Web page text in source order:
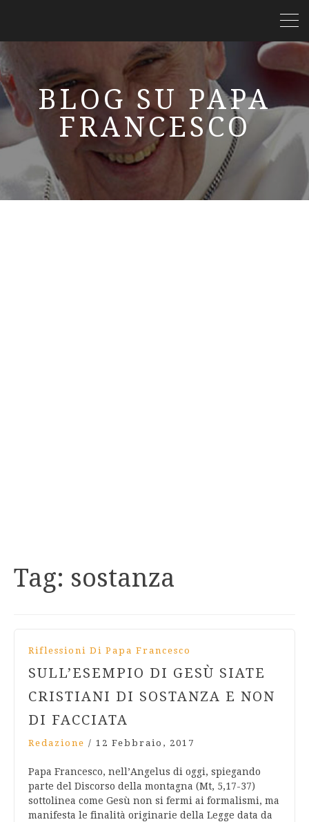
BLOG SU PAPA
FRANCESCO
Tag: sostanza
Riflessioni Di Papa Francesco
SULL’ESEMPIO DI GESÙ SIATE
CRISTIANI DI SOSTANZA E NON
DI FACCIATA
Redazione / 12 Febbraio, 2017
Papa Francesco, nell’Angelus di oggi, spiegando
parte del Discorso della montagna (Mt, 5,17-37)
sottolinea come Gesù non si fermi ai formalismi, ma
manifesta le finalità originarie della Legge data da